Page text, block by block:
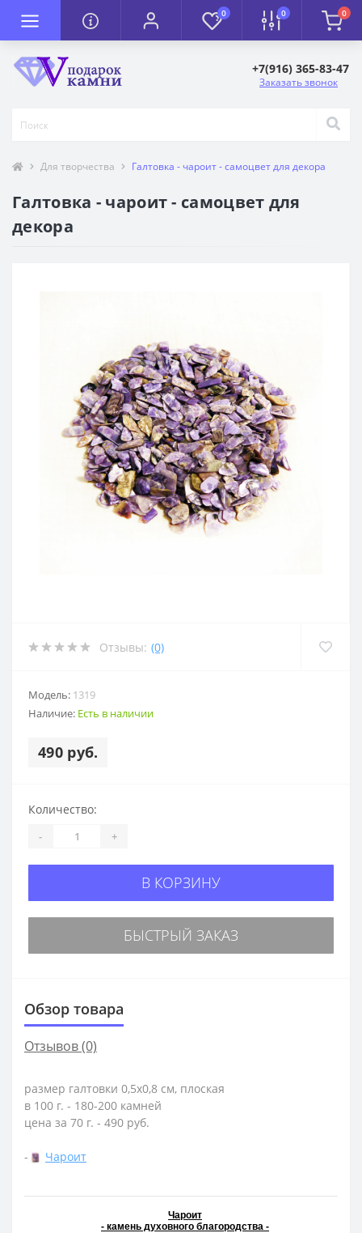
0 0 0
+7(916) 365-83-47
Заказать звонок
Для творчества Галтовка - чароит - самоцвет для декора
Галтовка - чароит - самоцвет для
декора
Отзывы: (0)
Модель: 1319
Наличие: Есть в наличии
490 руб.
Количество:
- +
В КОРЗИНУ
БЫСТРЫЙ ЗАКАЗ
Обзор товара
Отзывов (0)
размер галтовки 0,5x0,8 см, плоская
в 100 г. - 180-200 камней
цена за 70 г. - 490 руб.
- Чароит
Чароит
- камень духовного благородства -